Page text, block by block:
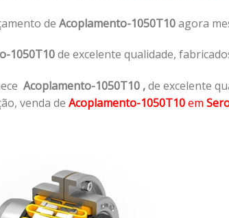
de Acoplamento-1050T10agora
1050T10de excelente qualidade,
Acoplamento-1050T10 ,de excelente
venda de Acoplamento-1050T10em